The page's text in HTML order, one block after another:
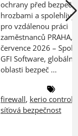
ochrany před
hrozbami a spolehlivý
pro vzdálenou práci
zaměstnanců PRAHA,
července 2026 –
GFI Software,
oblasti bezpeč ...
firewall, kerio control
síťová bezpečnost